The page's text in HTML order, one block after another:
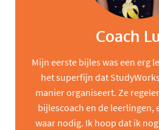
Coach
Mijn eerste bijles was een erg
het superfijn dat
manier organiseert. Ze
bijlescoach en de leerlingen,
waar nodig. Ik hoop dat ik